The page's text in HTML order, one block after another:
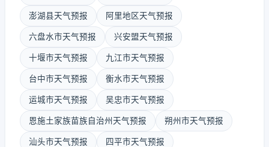
澎湖县天气预报 阿里地区天气预报
六盘水市天气预报 兴安盟天气预报
十堰市天气预报 九江市天气预报
台中市天气预报 衡水市天气预报
运城市天气预报 吴忠市天气预报
恩施土家族苗族自治州天气预报 朔州市天气预报
汕头市天气预报 四平市天气预报